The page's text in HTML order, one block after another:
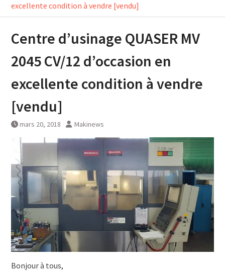
excellente condition à vendre [vendu]
Centre d’usinage QUASER MV
2045 CV/12 d’occasion en
excellente condition à vendre
[vendu]
mars 20, 2018 Makinews
Bonjour à tous,